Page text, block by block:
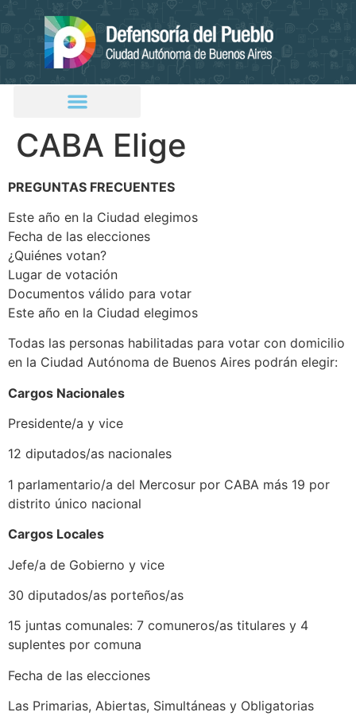
CABA Elige
PREGUNTAS FRECUENTES
Este año en la Ciudad elegimos
Fecha de las elecciones
¿Quiénes votan?
Lugar de votación
Documentos válido para votar
Este año en la Ciudad elegimos
Todas las personas habilitadas para votar con domicilio
en la Ciudad Autónoma de Buenos Aires podrán elegir:
Cargos Nacionales
Presidente/a y vice
12 diputados/as nacionales
1 parlamentario/a del Mercosur por CABA más 19 por
distrito único nacional
Cargos Locales
Jefe/a de Gobierno y vice
30 diputados/as porteños/as
15 juntas comunales: 7 comuneros/as titulares y 4
suplentes por comuna
Fecha de las elecciones
Las Primarias, Abiertas, Simultáneas y Obligatorias